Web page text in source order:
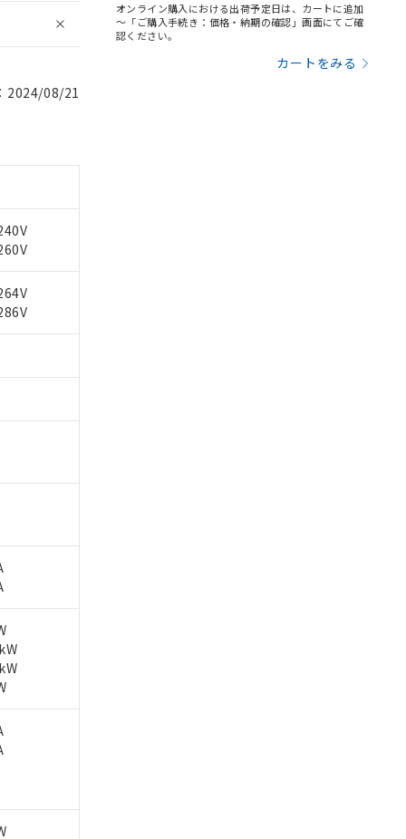
2024/08/21
オンライン購入における出荷予定日は、カートに追加
～「ご購入手続き：価格・納期の確認」画面にてご確
認ください。
カートをみる